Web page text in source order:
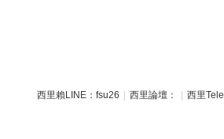
西里賴LINE：fsu26 西里論壇： 西里